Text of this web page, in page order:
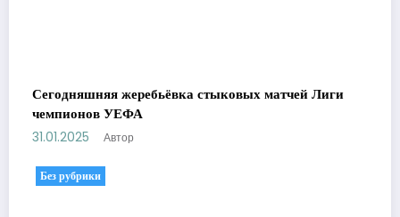
Сегодняшняя жеребьёвка стыковых матчей Лиги
чемпионов УЕФА
31.01.2025 Автор
Без рубрики